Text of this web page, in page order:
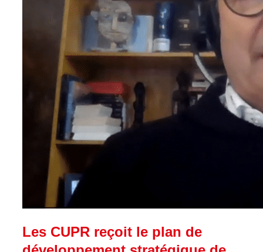
Les CUPR reçoit le plan de